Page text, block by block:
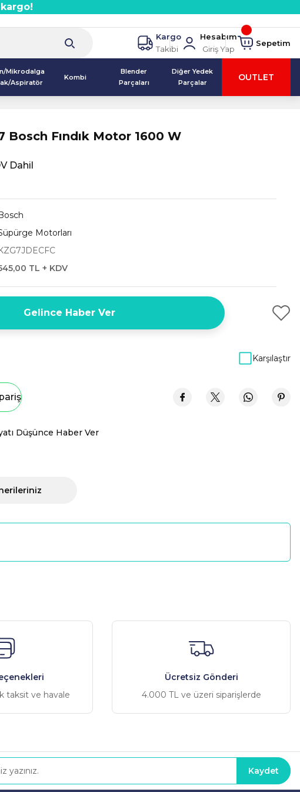
Kargo
Takibi
Hesabım
Giriş Yap
Sepetim
Mikrodalga
Aspiratör
Kombi
Blender
Parçaları
Diğer Yedek
Parçalar
OUTLET
Bosch Fındık Motor 1600 W
Dahil
Motorları
TL + KDV
Gelince Haber Ver
Karşılaştır
Düşünce Haber Ver
taksit ve havale
Ücretsiz Gönderi
4.000 TL ve üzeri siparişlerde
Kaydet